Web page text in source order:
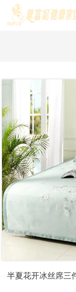
loading
半夏花开冰丝席三